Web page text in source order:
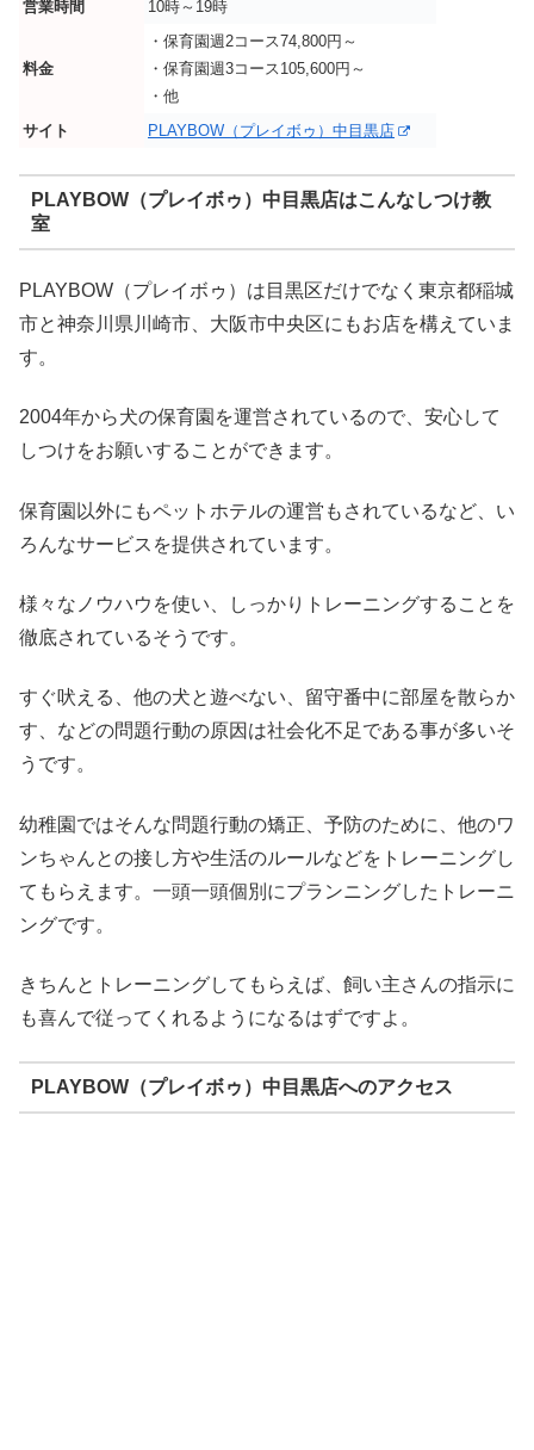
営業時間 10時～19時
料金
・保育園週2コース74,800円～
・保育園週3コース105,600円～
・他
サイト
PLAYBOW（プレイボゥ）中目黒店
PLAYBOW（プレイボゥ）中目黒店はこんなしつけ教
室
PLAYBOW（プレイボゥ）は目黒区だけでなく東京都稲城
市と神奈川県川崎市、大阪市中央区にもお店を構えていま
す。
2004年から犬の保育園を運営されているので、安心して
しつけをお願いすることができます。
保育園以外にもペットホテルの運営もされているなど、い
ろんなサービスを提供されています。
様々なノウハウを使い、しっかりトレーニングすることを
徹底されているそうです。
すぐ吠える、他の犬と遊べない、留守番中に部屋を散らか
す、などの問題行動の原因は社会化不足である事が多いそ
うです。
幼稚園ではそんな問題行動の矯正、予防のために、他のワ
ンちゃんとの接し方や生活のルールなどをトレーニングし
てもらえます。一頭一頭個別にプランニングしたトレーニ
ングです。
きちんとトレーニングしてもらえば、飼い主さんの指示に
も喜んで従ってくれるようになるはずですよ。
PLAYBOW（プレイボゥ）中目黒店へのアクセス